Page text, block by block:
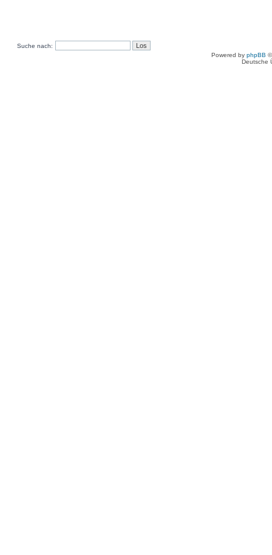
Suche nach:
Powered by phpBB
Deutsche